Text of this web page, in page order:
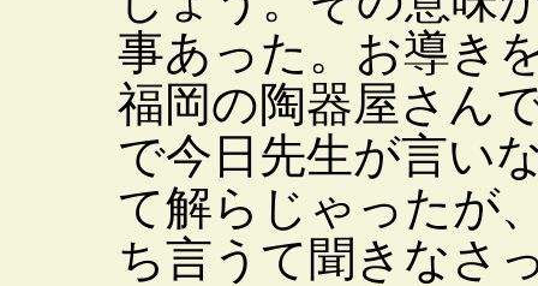
事あった。お導き
福岡の陶器屋さん
で今日先生が言い
て解らじゃったが
ち言うて聞きなさ